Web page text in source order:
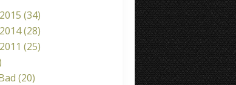
(34)
(28)
(25)
(20)